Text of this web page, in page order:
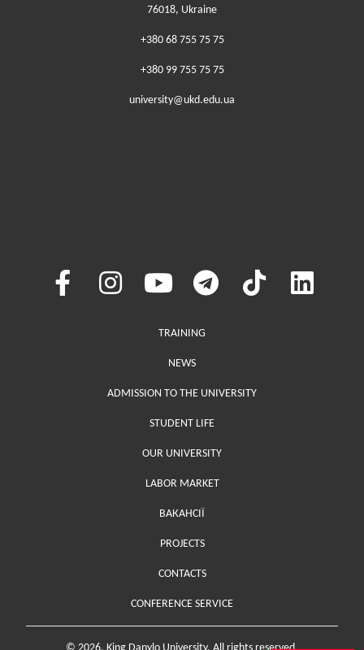
76018, Ukraine
+380 68 755 75 75
+380 99 755 75 75
university@ukd.edu.ua
Меню у хедері
TRAINING
NEWS
ADMISSION TO THE UNIVERSITY
STUDENT LIFE
OUR UNIVERSITY
LABOR MARKET
ВАКАНСІЇ
PROJECTS
Меню у футері (додаткове)
CONTACTS
CONFERENCE SERVICE